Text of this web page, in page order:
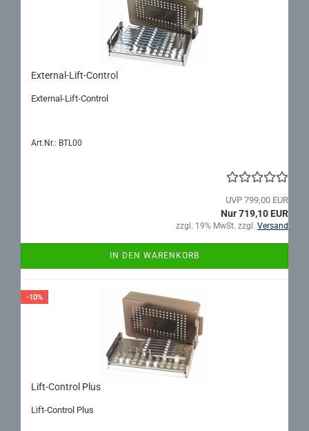
External-​​Lift-​Control
External-​Lift-Control
Art.Nr.: BTL00
UVP 799,00 EUR
Nur 719,10 EUR
zzgl. 19% MwSt. zzgl. Versand
IN DEN WARENKORB
-10%
Lift-​Con­trol Plus
Lift-​Control Plus